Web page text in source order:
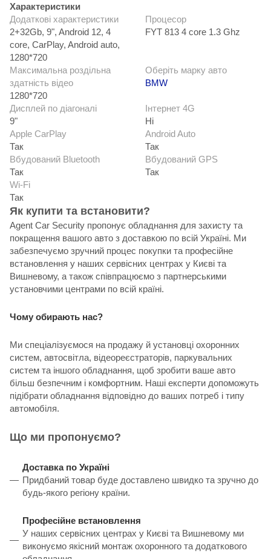
Характеристики
Додаткові характеристики
2+32Gb, 9", Android 12, 4
core, CarPlay, Android auto,
1280*720
Процесор
FYT 813 4 core 1.3 Ghz
Максимальна роздільна
здатність відео
1280*720
Оберіть марку авто
BMW
Дисплей по діагоналі
9"
Інтернет 4G
Ні
Apple CarPlay
Так
Android Auto
Так
Вбудований Bluetooth
Так
Вбудований GPS
Так
Wi-Fi
Так
Як купити та встановити?
Agent Car Security пропонує обладнання для захисту та
покращення вашого авто з доставкою по всій Україні. Ми
забезпечуємо зручний процес покупки та професійне
встановлення у наших сервісних центрах у Києві та
Вишневому, а також співпрацюємо з партнерськими
установчими центрами по всій країні.
Чому обирають нас?
Ми спеціалізуємося на продажу й установці охоронних
систем, автосвітла, відеореєстраторів, паркувальних
систем та іншого обладнання, щоб зробити ваше авто
більш безпечним і комфортним. Наші експерти допоможуть
підібрати обладнання відповідно до ваших потреб і типу
автомобіля.
Що ми пропонуємо?
Доставка по Україні
Придбаний товар буде доставлено швидко та зручно до
будь-якого регіону країни.
Професійне встановлення
У наших сервісних центрах у Києві та Вишневому ми
виконуємо якісний монтаж охоронного та додаткового